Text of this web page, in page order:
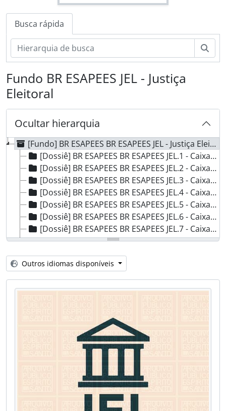
Busca rápida
Fundo BR ESAPEES JEL - Justiça
Eleitoral
Ocultar hierarquia
[Fundo] BR ESAPEES BR ESAPEES JEL - Justiça Eleitoral, 1855 - 1937
[Dossiê] BR ESAPEES BR ESAPEES JEL.1 - Caixa 1, 1855 - 1930
[Dossiê] BR ESAPEES BR ESAPEES JEL.2 - Caixa 2, Sem Data
[Dossiê] BR ESAPEES BR ESAPEES JEL.3 - Caixa 3, 1872 - 1890
[Dossiê] BR ESAPEES BR ESAPEES JEL.4 - Caixa 4, 1877
[Dossiê] BR ESAPEES BR ESAPEES JEL.5 - Caixa 5, 1876 - 1889
[Dossiê] BR ESAPEES BR ESAPEES JEL.6 - Caixa 6, 1881
[Dossiê] BR ESAPEES BR ESAPEES JEL.7 - Caixa 7, 1886
[Dossiê] BR ESAPEES BR ESAPEES JEL.9 - Caixa 9, 1888
[Dossiê] BR ESAPEES BR ESAPEES JEL.10 - Caixa 10, 1889
[Dossiê] BR ESAPEES BR ESAPEES JEL.11A - Caixa 11A, 1884
[Dossiê] BR ESAPEES BR ESAPEES JEL.11B - Caixa 11B, 1883
[Dossiê] BR ESAPEES BR ESAPEES JEL.12 - Caixa 12, 1885
[Dossiê] BR ESAPEES BR ESAPEES JEL.16 - Caixa 16, 1888
[Dossiê] BR ESAPEES BR ESAPEES JEL.17 - Caixa 17, 1888
[Dossiê] BR ESAPEES BR ESAPEES JEL.18 - Caixa 18, 1889
[Dossiê] BR ESAPEES BR ESAPEES JEL.20 - Caixa 20, 1888
[Dossiê] BR ESAPEES BR ESAPEES JEL.21 - Caixa 21, 1885 - 1886
[Dossiê] BR ESAPEES BR ESAPEES JEL.22 - Caixa 22, Sem Data
Outros idiomas disponíveis